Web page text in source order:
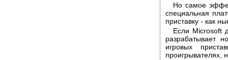
Но самое
специальная
приставку - как
Если Microsoft
разрабатывает
игровых
проигрывателях,